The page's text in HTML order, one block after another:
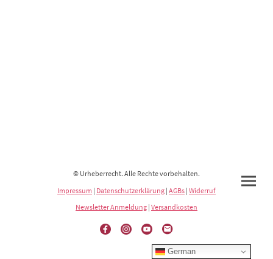
© Urheberrecht. Alle Rechte vorbehalten.
Impressum | Datenschutzerklärung | AGBs | Widerruf
Newsletter Anmeldung | Versandkosten
German